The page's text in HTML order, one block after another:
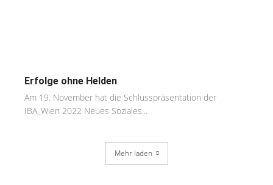
Erfolge ohne Helden
Am 19. November hat die Schlusspräsentation der
IBA_Wien 2022 Neues Soziales...
Mehr laden